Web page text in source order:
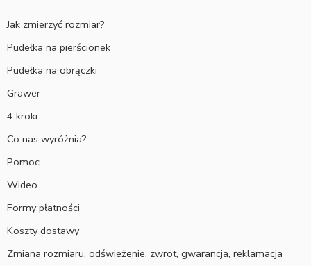
Jak zmierzyć rozmiar?
Pudełka na pierścionek
Pudełka na obrączki
Grawer
4 kroki
Co nas wyróżnia?
Pomoc
Wideo
Formy płatności
Koszty dostawy
Zmiana rozmiaru, odświeżenie, zwrot, gwarancja, reklamacja